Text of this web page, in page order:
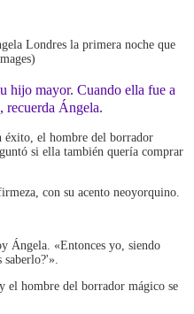
Londres la primera noche que
hijo mayor. Cuando ella fue a
recuerda Ángela.
éxito, el hombre del borrador
si ella también quería comprar
con su acento neoyorquino.
Ángela. «Entonces yo, siendo
saberlo?'».
el hombre del borrador mágico se